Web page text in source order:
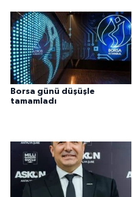
Borsa günü düşüşle
tamamladı